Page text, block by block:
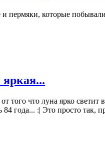
пермяки, которые
того что луна ярко светит
года... :| Это просто так,